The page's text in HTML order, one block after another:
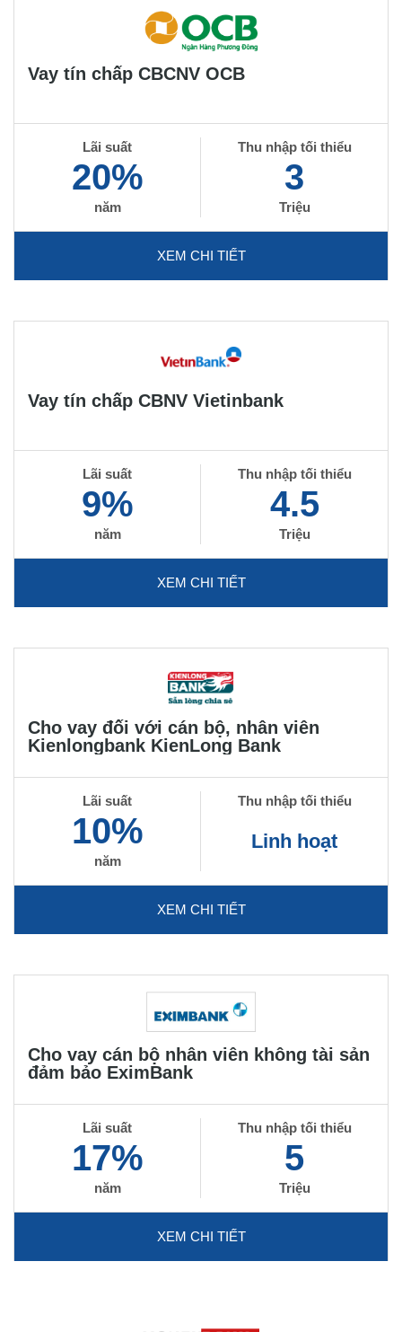
Vay tín chấp CBCNV OCB
Lãi suất
20%
năm
Thu nhập tối thiểu
3
Triệu
XEM CHI TIẾT
Vay tín chấp CBNV Vietinbank
Lãi suất
9%
năm
Thu nhập tối thiểu
4.5
Triệu
XEM CHI TIẾT
Cho vay đối với cán bộ, nhân viên
Kienlongbank KienLong Bank
Lãi suất
10%
năm
Thu nhập tối thiểu
Linh hoạt
XEM CHI TIẾT
Cho vay cán bộ nhân viên không tài sản
đảm bảo EximBank
Lãi suất
17%
năm
Thu nhập tối thiểu
5
Triệu
XEM CHI TIẾT